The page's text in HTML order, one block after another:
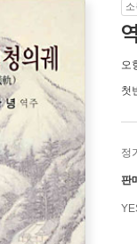
오
첫
정
판